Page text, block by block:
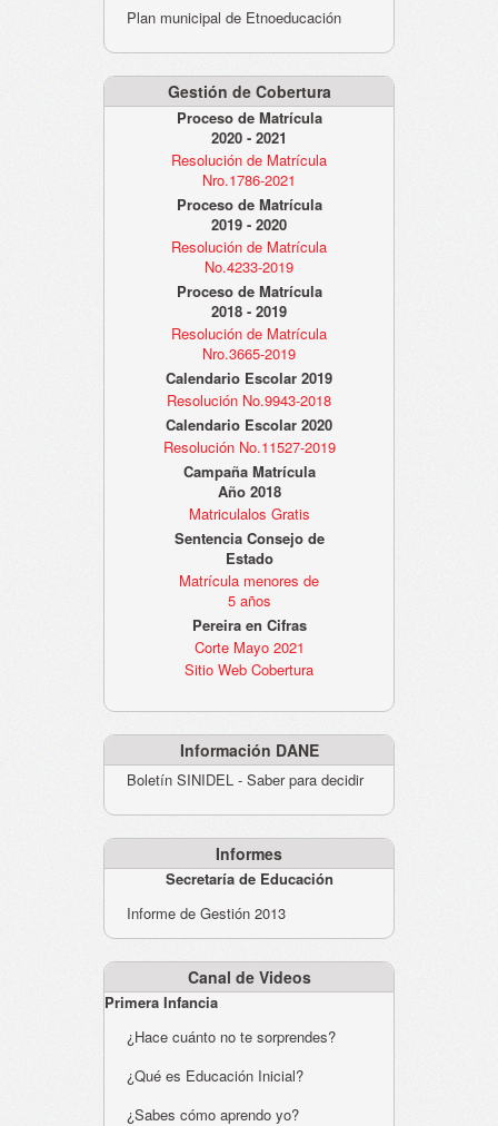
Plan municipal de Etnoeducación
Gestión de Cobertura
Proceso de Matrícula
2020 - 2021
Resolución de Matrícula
Nro.1786-2021
Proceso de Matrícula
2019 - 2020
Resolución de Matrícula
No.4233-2019
Proceso de Matrícula
2018 - 2019
Resolución de Matrícula
Nro.3665-2019
Calendario Escolar 2019
Resolución No.9943-2018
Calendario Escolar 2020
Resolución No.11527-2019
Campaña Matrícula
Año 2018
Matriculalos Gratis
Sentencia Consejo de
Estado
Matrícula menores de
5 años
Pereira en Cifras
Corte Mayo 2021
Sitio Web Cobertura
Información DANE
Boletín SINIDEL - Saber para decidir
Informes
Secretaría de Educación
Informe de Gestión 2013
Canal de Videos
Primera Infancia
¿Hace cuánto no te sorprendes?
¿Qué es Educación Inicial?
¿Sabes cómo aprendo yo?